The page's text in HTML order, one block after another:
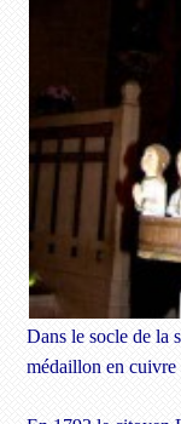
Dans le socle de la
médaillon en cuivre